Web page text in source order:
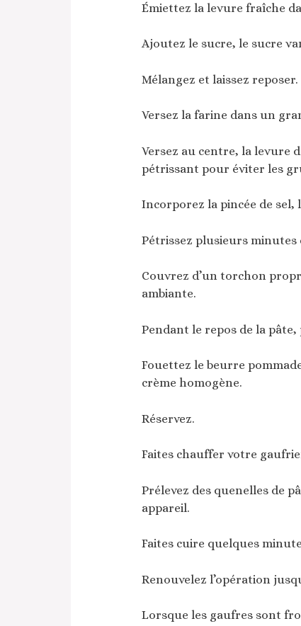
Émiettez la levure fraîche
Ajoutez le sucre, le sucre
Mélangez et laissez reposer.
Versez la farine dans un
Versez au centre, la levure
pétrissant pour éviter les
Incorporez la pincée de sel,
Pétrissez plusieurs minutes
Couvrez d’un torchon
ambiante.
Pendant le repos de la
Fouettez le beurre
crème homogène.
Réservez.
Faites chauffer votre
Prélevez des quenelles de
appareil.
Faites cuire quelques
Renouvelez l’opération
Lorsque les gaufres sont